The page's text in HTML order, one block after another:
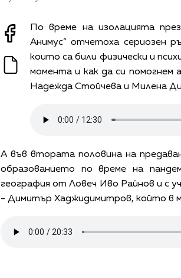
По време на изолацията
Анимус” отчетоха сериозен
които са били физически и
момента и как да си помогнем
Надежда Стойчева и Милена
А във втората половина на
образованието по време на
география от Ловеч Иво Райнов и с
- Димитър Хаджидимитров, който в